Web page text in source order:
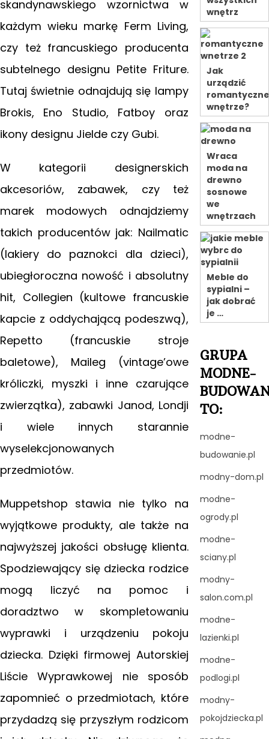
skandynawskiego wzornictwa w
każdym wieku markę Ferm Living,
czy też francuskiego producenta
subtelnego designu Petite Friture.
Tutaj świetnie odnajdują się lampy
Brokis, Eno Studio, Fatboy oraz
ikony designu Jielde czy Gubi.
W kategorii designerskich
akcesoriów, zabawek, czy też
marek modowych odnajdziemy
takich producentów jak: Nailmatic
(lakiery do paznokci dla dzieci),
ubiegłoroczna nowość i absolutny
hit, Collegien (kultowe francuskie
kapcie z oddychającą podeszwą),
Repetto (francuskie stroje
baletowe), Maileg (vintage’owe
króliczki, myszki i inne czarujące
zwierzątka), zabawki Janod, Londji
i wiele innych starannie
wyselekcjonowanych
przedmiotów.
Muppetshop stawia nie tylko na
wyjątkowe produkty, ale także na
najwyższej jakości obsługę klienta.
Spodziewający się dziecka rodzice
mogą liczyć na pomoc i
doradztwo w skompletowaniu
wyprawki i urządzeniu pokoju
dziecka. Dzięki firmowej Autorskiej
Liście Wyprawkowej nie sposób
zapomnieć o przedmiotach, które
przydadzą się przyszłym rodzicom
wnętrz
Jak
urządzić
wnętrze?
Wraca
moda na
drewno
sosnowe
we
wnętrzach
Meble do
sypialni –
jak dobrać
je …
GRUPA
MODNE-
TO:
modne-
budowanie.pl
modny-dom.pl
modne-
ogrody.pl
modne-
sciany.pl
modny-
salon.com.pl
modne-
lazienki.pl
modne-
podlogi.pl
modny-
pokojdziecka.pl